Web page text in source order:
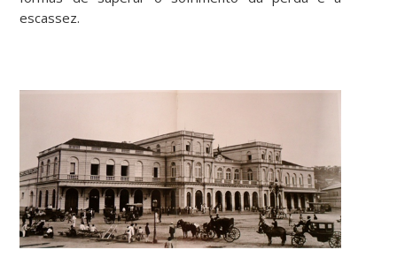
escassez.